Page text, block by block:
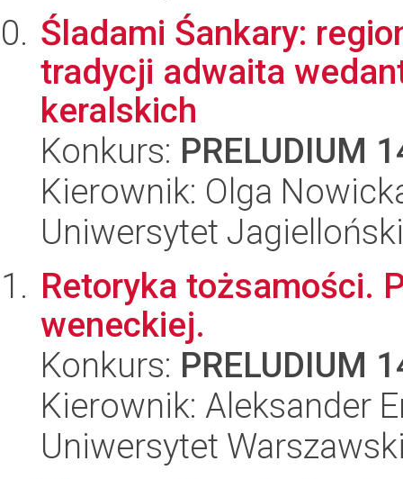
Śladami Śankary:
tradycji adwaita
keralskich
Konkurs: PRELUDIUM
Kierownik: Olga
Uniwersytet
Retoryka tożsamości.
weneckiej.
Konkurs: PRELUDIUM
Kierownik: Aleksander
Uniwersytet